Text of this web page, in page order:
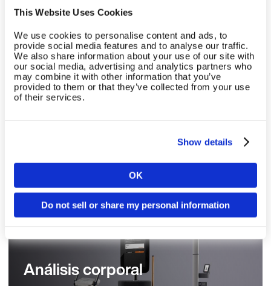
This Website Uses Cookies
We use cookies to personalise content and ads, to
provide social media features and to analyse our traffic.
We also share information about your use of our site with
our social media, advertising and analytics partners who
may combine it with other information that you’ve
provided to them or that they’ve collected from your use
of their services.
Show details
OK
Do not sell or share my personal information
Máquinas de cardio
Los principales proveedores de máquinas de cardio
son compatibles con EGYM Cloud.
Más información
Análisis corporal
País
Idioma